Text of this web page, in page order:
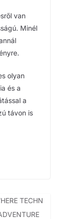
van
Minél
olyan
és a
a
távon is
TECHN